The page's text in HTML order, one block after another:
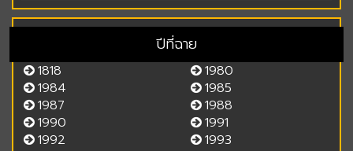
ปีที่ฉาย
1818
1980
1984
1985
1987
1988
1990
1991
1992
1993